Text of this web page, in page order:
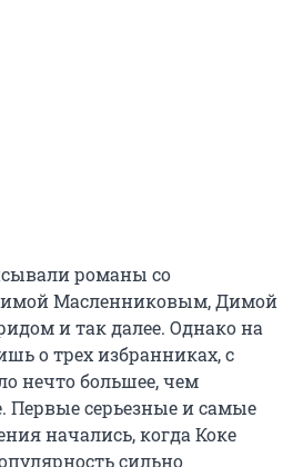
романы со
Масленниковым, Димой
и так далее. Однако на
о трех избранниках, с
нечто большее, чем
Первые серьезные и самые
начались, когда Коке
сильно